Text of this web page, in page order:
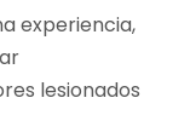
experiencia,
lesionados